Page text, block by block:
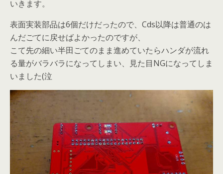
いきます。
表面実装部品は6個だけだったので、Cds以降は普通のは
んだごてに戻せばよかったのですが、
こて先の細い半田ごてのまま進めていたらハンダが流れ
る量がバラバラになってしまい、見た目NGになってしま
いました(泣